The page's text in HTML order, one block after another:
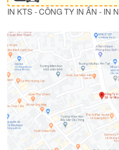
IN KTS - CÔNG TY IN ẤN - IN